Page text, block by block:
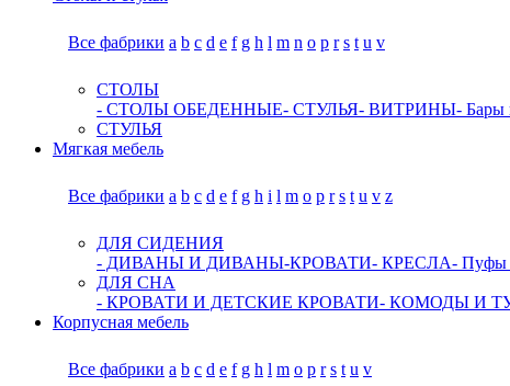
Все фабрики a b c d e f g h l m n o p r s t u v
СТОЛЫ
- СТОЛЫ ОБЕДЕННЫЕ- СТУЛЬЯ- ВИТРИНЫ- Бары
СТУЛЬЯ
Мягкая мебель
Все фабрики a b c d e f g h i l m o p r s t u v z
ДЛЯ СИДЕНИЯ
- ДИВАНЫ И ДИВАНЫ-КРОВАТИ- КРЕСЛА- Пуфы
ДЛЯ СНА
- КРОВАТИ И ДЕТСКИЕ КРОВАТИ- КОМОДЫ И
Корпусная мебель
Все фабрики a b c d e f g h l m o p r s t u v